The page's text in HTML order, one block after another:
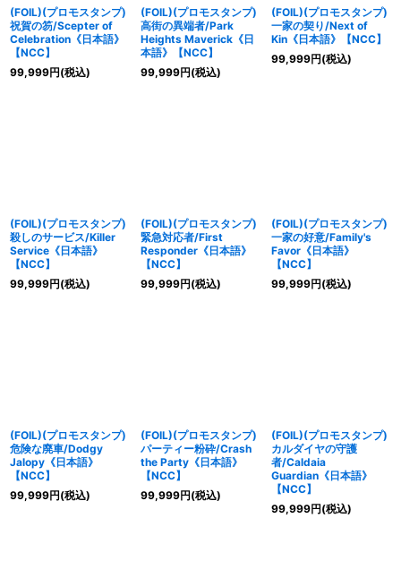
(FOIL)(プロモスタンプ)
祝賀の笏/Scepter of
Celebration《日本語》
【NCC】
99,999円(税込)
(FOIL)(プロモスタンプ)
高街の異端者/Park
Heights Maverick《日
本語》【NCC】
99,999円(税込)
(FOIL)(プロモスタンプ)
一家の契り/Next of
Kin《日本語》【NCC】
99,999円(税込)
(FOIL)(プロモスタンプ)
殺しのサービス/Killer
Service《日本語》
【NCC】
99,999円(税込)
(FOIL)(プロモスタンプ)
緊急対応者/First
Responder《日本語》
【NCC】
99,999円(税込)
(FOIL)(プロモスタンプ)
一家の好意/Family's
Favor《日本語》
【NCC】
99,999円(税込)
(FOIL)(プロモスタンプ)
危険な廃車/Dodgy
Jalopy《日本語》
【NCC】
99,999円(税込)
(FOIL)(プロモスタンプ)
パーティー粉砕/Crash
the Party《日本語》
【NCC】
99,999円(税込)
(FOIL)(プロモスタンプ)
カルダイヤの守護
者/Caldaia
Guardian《日本語》
【NCC】
99,999円(税込)